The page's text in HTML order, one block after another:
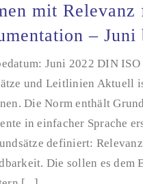
mit Relevanz
– Juni
Juni 2022 DIN
und Leitlinien Aktuell
Die Norm enthält
in einfacher Sprache
definiert:
Die sollen es dem